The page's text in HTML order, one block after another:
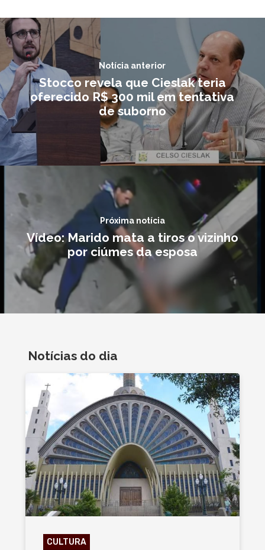
Notícia anterior
Stocco revela que Cieslak teria
oferecido R$ 300 mil em tentativa
de suborno
Próxima notícia
Vídeo: Marido mata a tiros o vizinho
por ciúmes da esposa
Notícias do dia
CULTURA